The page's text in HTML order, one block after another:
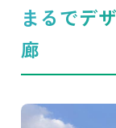
まるでデ
廊